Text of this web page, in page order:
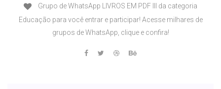
Grupo de WhatsApp LIVROS EM PDF III da categoria
Educação para você entrar e participar! Acesse milhares de
grupos de WhatsApp, clique e confira!